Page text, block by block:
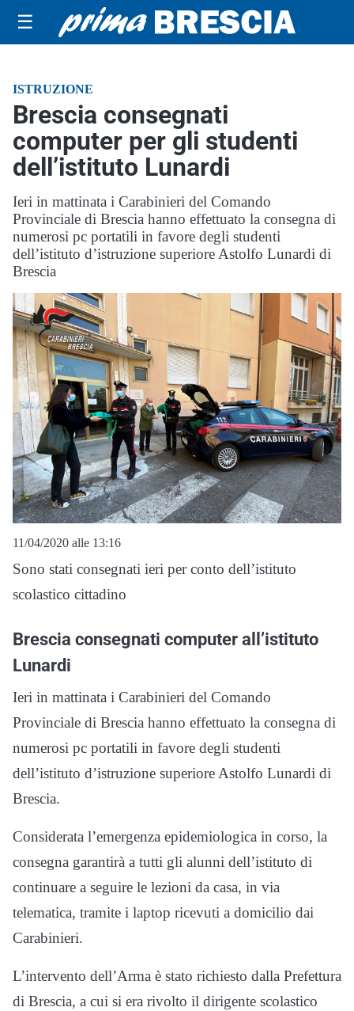
☰
ISTRUZIONE
Brescia consegnati
computer per gli studenti
dell’istituto Lunardi
Ieri in mattinata i Carabinieri del Comando
Provinciale di Brescia hanno effettuato la consegna di
numerosi pc portatili in favore degli studenti
dell’istituto d’istruzione superiore Astolfo Lunardi di
Brescia
11/04/2020 alle 13:16
Sono stati consegnati ieri per conto dell’istituto
scolastico cittadino
Brescia consegnati computer all’istituto
Lunardi
Ieri in mattinata i Carabinieri del Comando
Provinciale di Brescia hanno effettuato la consegna di
numerosi pc portatili in favore degli studenti
dell’istituto d’istruzione superiore Astolfo Lunardi di
Brescia.
Considerata l’emergenza epidemiologica in corso, la
consegna garantirà a tutti gli alunni dell’istituto di
continuare a seguire le lezioni da casa, in via
telematica, tramite i laptop ricevuti a domicilio dai
Carabinieri.
L’intervento dell’Arma è stato richiesto dalla Prefettura
di Brescia, a cui si era rivolto il dirigente scolastico